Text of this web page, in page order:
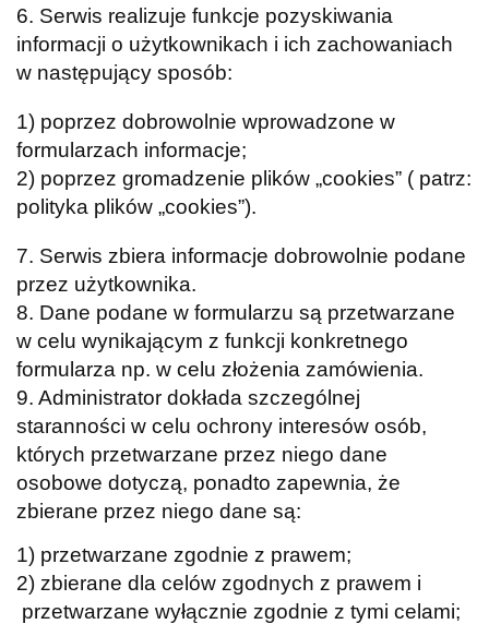
6. Serwis realizuje funkcje pozyskiwania
informacji o użytkownikach i ich zachowaniach
w następujący sposób:
1) poprzez dobrowolnie wprowadzone w
formularzach informacje;
2) poprzez gromadzenie plików „cookies” ( patrz:
polityka plików „cookies”).
7. Serwis zbiera informacje dobrowolnie podane
przez użytkownika.
8. Dane podane w formularzu są przetwarzane
w celu wynikającym z funkcji konkretnego
formularza np. w celu złożenia zamówienia.
9. Administrator dokłada szczególnej
staranności w celu ochrony interesów osób,
których przetwarzane przez niego dane
osobowe dotyczą, ponadto zapewnia, że
zbierane przez niego dane są:
1) przetwarzane zgodnie z prawem;
2) zbierane dla celów zgodnych z prawem i
przetwarzane wyłącznie zgodnie z tymi celami;